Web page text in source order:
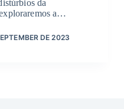
da
a…
DE 2023